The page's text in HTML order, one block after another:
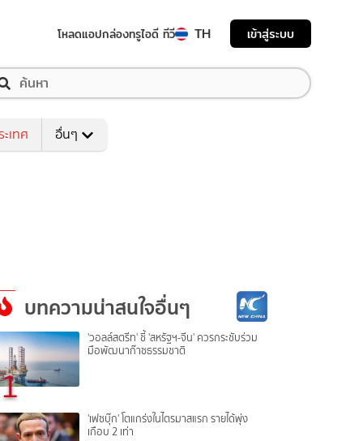
โหลดแอปกล่องทรูไอดี ทีวี TH เข้าสู่ระบบ
เทศ อื่นๆ
บทความน่าสนใจอื่นๆ
1
'วอลล์สตรีท' ชี้ 'สหรัฐฯ-จีน' ควรกระชับร่วม
มือพัฒนาก๊าซธรรมชาติ
'เฟซบุ๊ก' โตแกร่งในไตรมาสแรก รายได้พุ่ง
เกือบ 2 เท่า